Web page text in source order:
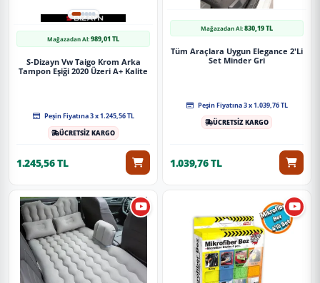
Mağazadan Al:989,01 TL
S-Dizayn Vw Taigo Krom Arka
Tampon Eşiği 2020 Üzeri A+ Kalite
Peşin Fiyatına 3 x 1.245,56 TL
ÜCRETSİZ KARGO
1.245,56 TL
Mağazadan Al:830,19 TL
Tüm Araçlara Uygun Elegance 2'Li
Set Minder Gri
Peşin Fiyatına 3 x 1.039,76 TL
ÜCRETSİZ KARGO
1.039,76 TL